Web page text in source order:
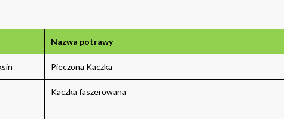
Nazwa potrawy
Pieczona Kaczka
Kaczka faszerowana